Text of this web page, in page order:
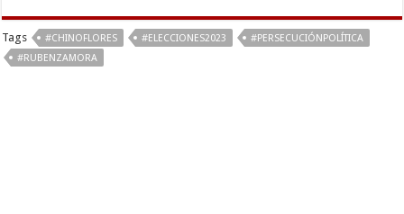
Tags #CHINOFLORES #ELECCIONES2023
#PERSECUCIÓNPOLÍTICA
#RUBENZAMORA